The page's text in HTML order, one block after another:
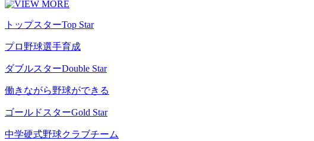
トップスターTop Star
プロ野球選手育成
ダブルスターDouble Star
働きながら野球ができる
ゴールドスターGold Star
中学硬式野球クラブチーム